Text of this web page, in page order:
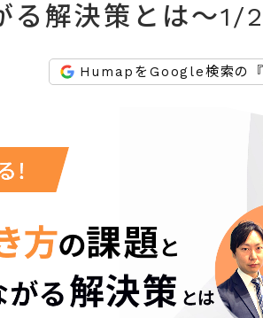
る解決策とは～1/
HumapをGoogle検索の『